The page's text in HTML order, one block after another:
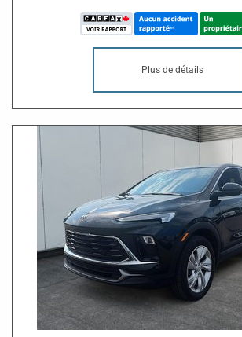
Plus de détails